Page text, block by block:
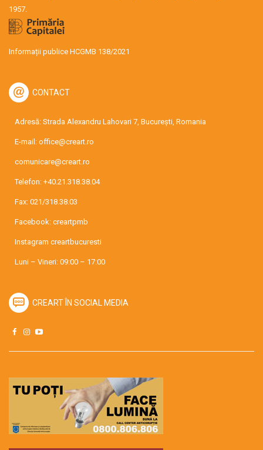
1957.
Informații publice HCGMB 138/2021
CONTACT
Adresă: Strada Alexandru Lahovari 7, București, Romania
E-mail: office@creart.ro
comunicare@creart.ro
Telefon: +40.21.318.38.04
Fax: 021/318.38.03
Facebook: creartpmb
Instagram creartbucuresti
Luni – Vineri: 09:00 – 17:00
CREART ÎN SOCIAL MEDIA